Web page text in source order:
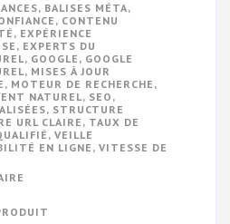
, BALISES MÉTA,
, CONTENU
, EXPÉRIENCE
, EXPERTS DU
, GOOGLE , GOOGLE
, MISES À JOUR
, MOTEUR DE RECHERCHE ,
NATUREL, SEO ,
, STRUCTURE
URL CLAIRE , TAUX DE
, VEILLE
EN LIGNE, VITESSE DE
VISIBILITÉ